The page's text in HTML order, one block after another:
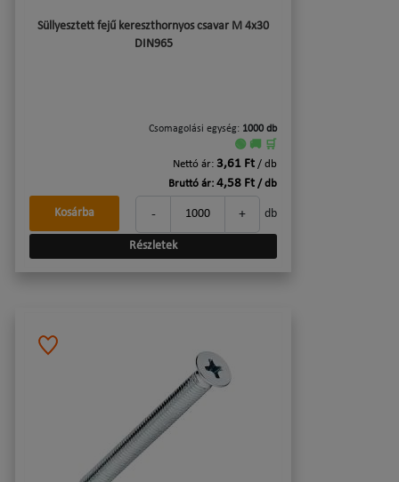
Süllyesztett fejű kereszthornyos csavar M 4x30
DIN965
Csomagolási egység: 1000 db
🟢 🚚 🛒
Nettó ár: 3,61 Ft / db
Bruttó ár: 4,58 Ft / db
- + db
Kosárba
Részletek